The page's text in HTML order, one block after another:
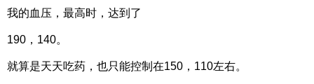
我的血压，最高时，达到了
190，140。
就算是天天吃药，也只能控制在150，110左右。